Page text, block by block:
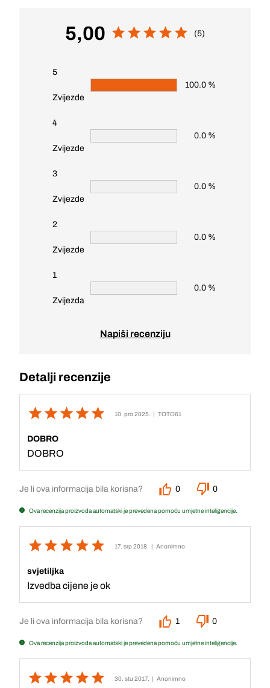
5,00 (5)
5
Zvijezde
100.0 %
4
Zvijezde
0.0 %
3
Zvijezde
0.0 %
2
Zvijezde
0.0 %
1
Zvijezda
0.0 %
Napiši recenziju
Detalji recenzije
10. pro 2025. | TOTO61
DOBRO
DOBRO
Je li ova informacija bila korisna? 0 0
Ova recenzija proizvoda automatski je prevedena pomoću umjetne inteligencije.
17. srp 2018. | Anonimno
svjetiljka
Izvedba cijene je ok
Je li ova informacija bila korisna? 1 0
Ova recenzija proizvoda automatski je prevedena pomoću umjetne inteligencije.
30. stu 2017. | Anonimno